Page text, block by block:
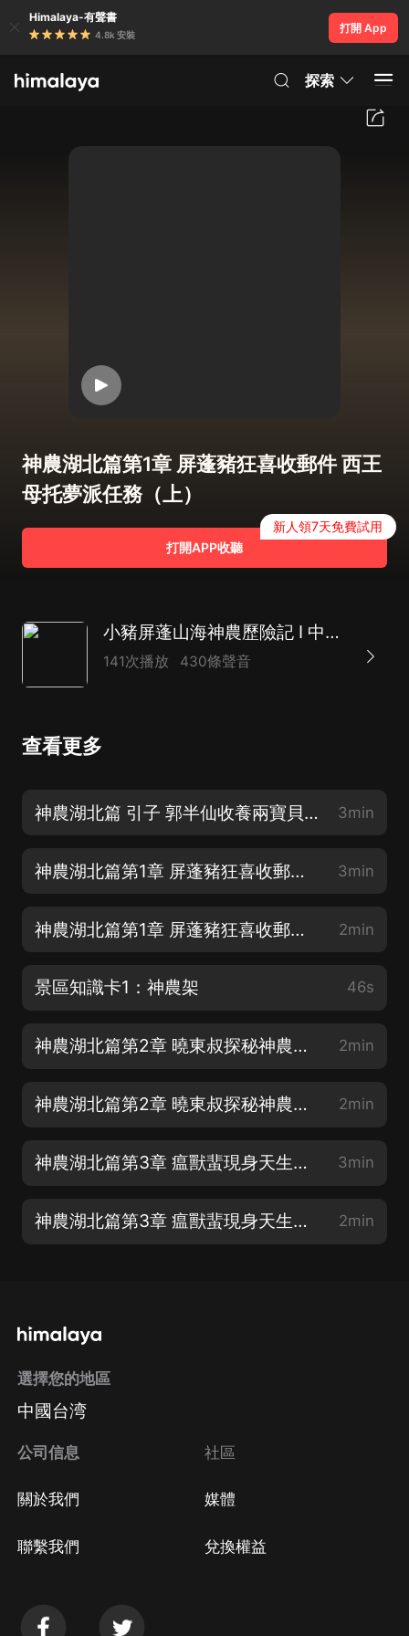
Himalaya-有聲書
4.8k 安裝
打開 App
探索
神農湖北篇第1章 屏蓬豬狂喜收郵件 西王
母托夢派任務（上）
打開APP收聽
新人領7天免費試用
小豬屏蓬山海神農歷險記 I 中華植物大作戰
141次播放 430條聲音
查看更多
神農湖北篇 引子 郭半仙收養兩寶貝 狐與豬來自山海經 3min
神農湖北篇第1章 屏蓬豬狂喜收郵件 西王母托夢派任務（上） 3min
神農湖北篇第1章 屏蓬豬狂喜收郵件 西王母托夢派任務（下） 2min
景區知識卡1：神農架 46s
神農湖北篇第2章 曉東叔探秘神農架 屏蓬豬活捉怪野人（上） 2min
神農湖北篇第2章 曉東叔探秘神農架 屏蓬豬活捉怪野人（下） 2min
神農湖北篇第3章 瘟獸蜚現身天生橋 香果樹召喚啄木鳥（上） 3min
神農湖北篇第3章 瘟獸蜚現身天生橋 香果樹召喚啄木鳥（下） 2min
選擇您的地區
中國台湾
公司信息
關於我們
聯繫我們
社區
媒體
兌換權益